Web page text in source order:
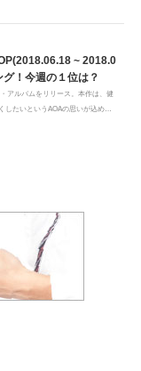
~ 2018.0
！今週の１位は？
アルバムをリリース。本作は、健
したいというAOAの思いが込め